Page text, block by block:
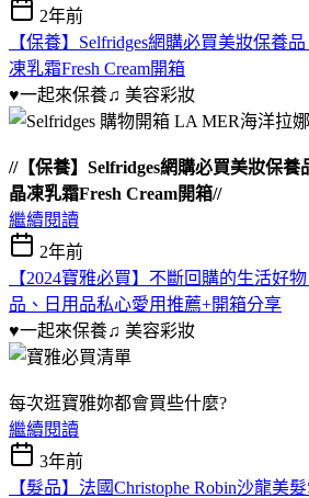
2年前
【保養】Selfridges網購必買美妝保養
凍乳霜Fresh Cream開箱
♥一起來保養♫ 美容彩妝
//【保養】Selfridges網購必買美妝保
晶凍乳霜Fresh Cream開箱//
繼續閱讀
2年前
【2024寶雅必買】不斷回購的生活好
品、日用品私心愛用推薦+開箱分享
♥一起來保養♫ 美容彩妝
每次逛寶雅妳都會買些什麼?
繼續閱讀
3年前
【髮品】法國Christophe Robin沙龍美